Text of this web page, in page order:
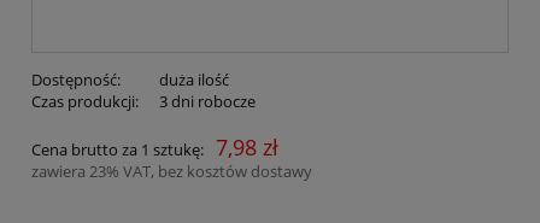
Dostępność:
duża ilość
Czas produkcji:
3 dni robocze
Cena brutto za 1 sztukę: 7,98 zł
zawiera 23% VAT, bez kosztów dostawy